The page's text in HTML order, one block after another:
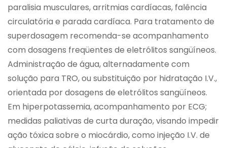
paralisia musculares, arritmias cardíacas, falência
circulatória e parada cardíaca. Para tratamento de
superdosagem recomenda-se acompanhamento
com dosagens freqüentes de eletrólitos sangüíneos.
Administração de água, alternadamente com
solução para TRO, ou substituição por hidratação I.V.,
orientada por dosagens de eletrólitos sangüíneos.
Em hiperpotassemia, acompanhamento por ECG;
medidas paliativas de curta duração, visando impedir
ação tóxica sobre o miocárdio, como injeção I.V. de